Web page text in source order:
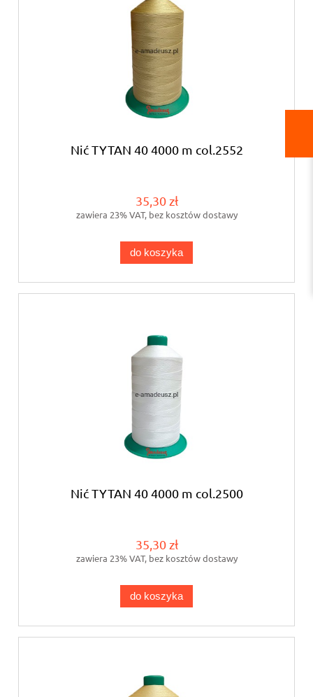
Nić TYTAN 40 4000 m col.2552
35,30 zł
zawiera 23% VAT, bez kosztów dostawy
do koszyka
Nić TYTAN 40 4000 m col.2500
35,30 zł
zawiera 23% VAT, bez kosztów dostawy
do koszyka